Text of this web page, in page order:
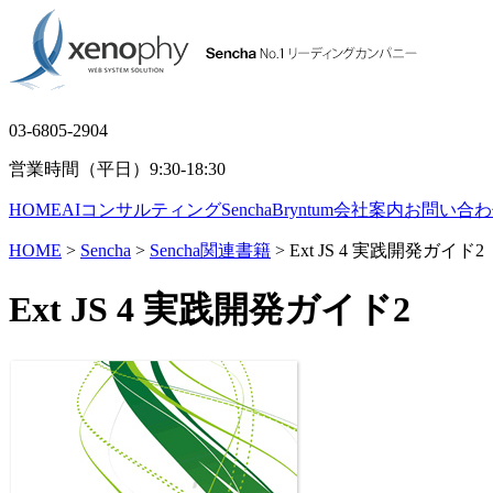
03-6805-2904
営業時間（平日）9:30-18:30
HOMEAIコンサルティングSenchaBryntum会社案内お問い合
HOME > Sencha > Sencha関連書籍 > Ext JS 4 実践開発ガイド2
Ext JS 4 実践開発ガイド2